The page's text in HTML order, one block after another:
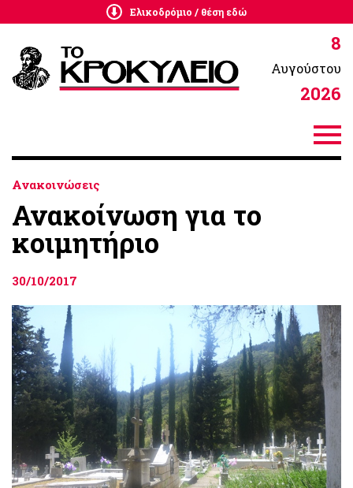
8
Αυγούστου
2026
Ελικοδρόμιο / θέση εδώ
Ανακοινώσεις
Ανακοίνωση για το
κοιμητήριο
30/10/2017